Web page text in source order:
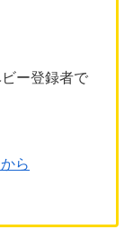
ー登録者で
ら